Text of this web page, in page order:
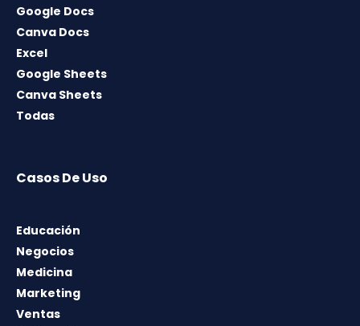
Google Docs
Canva Docs
Excel
Google Sheets
Canva Sheets
Todas
Casos De Uso
Educación
Negocios
Medicina
Marketing
Ventas